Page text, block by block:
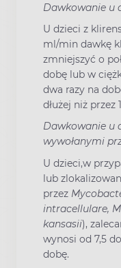
Dawkowanie u
U dzieci z
ml/min dawkę
zmniejszyć o
dobę lub w
dwa razy na
dłużej niż przez
Dawkowanie u
wywołanymi
U dzieci,w
lub
przez
intracellulare,
kansasii),
wynosi od 7,5
dobę.